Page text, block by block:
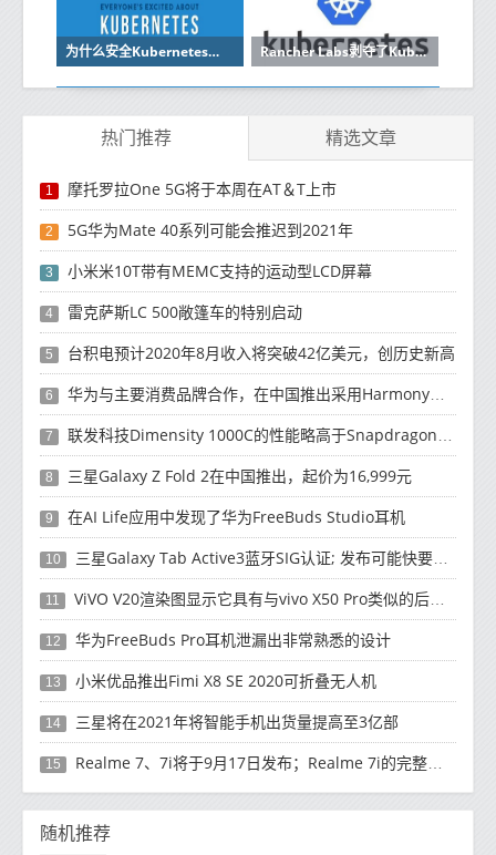
为什么安全Kubernetes和集装箱不能在应用程序之后出现 Rancher Labs剥夺了Kubernetes进行边缘计算的基本能力
热门推荐 精选文章
1 摩托罗拉One 5G将于本周在AT＆T上市
2 5G华为Mate 40系列可能会推迟到2021年
3 小米米10T带有MEMC支持的运动型LCD屏幕
4 雷克萨斯LC 500敞篷车的特别启动
5 台积电预计2020年8月收入将突破42亿美元，创历史新高
6 华为与主要消费品牌合作，在中国推出采用HarmonyOS 2.0的智能家居产品
7 联发科技Dimensity 1000C的性能略高于Snapdragon 765G
8 三星Galaxy Z Fold 2在中国推出，起价为16,999元
9 在AI Life应用中发现了华为FreeBuds Studio耳机
10 三星Galaxy Tab Active3蓝牙SIG认证; 发布可能快要结束了
11 ViVO V20渲染图显示它具有与vivo X50 Pro类似的后部设计
12 华为FreeBuds Pro耳机泄漏出非常熟悉的设计
13 小米优品推出Fimi X8 SE 2020可折叠无人机
14 三星将在2021年将智能手机出货量提高至3亿部
15 Realme 7、7i将于9月17日发布；Realme 7i的完整规格并导致泄漏
随机推荐